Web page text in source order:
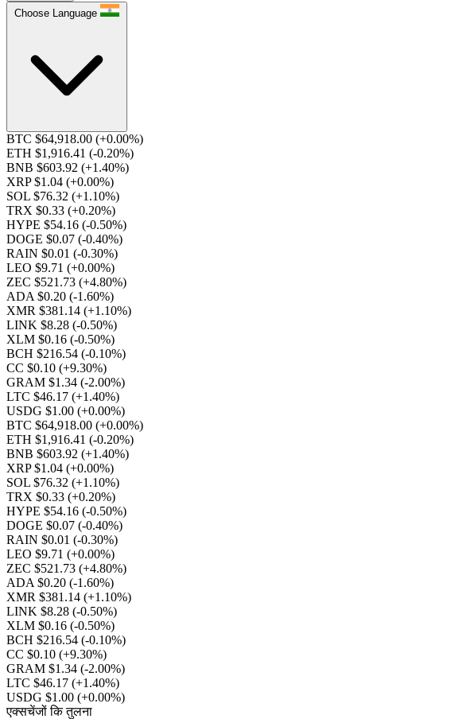
Choose Language
BTC $64,918.00 (+0.00%)
ETH $1,916.41 (-0.20%)
BNB $603.92 (+1.40%)
XRP $1.04 (+0.00%)
SOL $76.32 (+1.10%)
TRX $0.33 (+0.20%)
HYPE $54.16 (-0.50%)
DOGE $0.07 (-0.40%)
RAIN $0.01 (-0.30%)
LEO $9.71 (+0.00%)
ZEC $521.73 (+4.80%)
ADA $0.20 (-1.60%)
XMR $381.14 (+1.10%)
LINK $8.28 (-0.50%)
XLM $0.16 (-0.50%)
BCH $216.54 (-0.10%)
CC $0.10 (+9.30%)
GRAM $1.34 (-2.00%)
LTC $46.17 (+1.40%)
USDG $1.00 (+0.00%)
BTC $64,918.00 (+0.00%)
ETH $1,916.41 (-0.20%)
BNB $603.92 (+1.40%)
XRP $1.04 (+0.00%)
SOL $76.32 (+1.10%)
TRX $0.33 (+0.20%)
HYPE $54.16 (-0.50%)
DOGE $0.07 (-0.40%)
RAIN $0.01 (-0.30%)
LEO $9.71 (+0.00%)
ZEC $521.73 (+4.80%)
ADA $0.20 (-1.60%)
XMR $381.14 (+1.10%)
LINK $8.28 (-0.50%)
XLM $0.16 (-0.50%)
BCH $216.54 (-0.10%)
CC $0.10 (+9.30%)
GRAM $1.34 (-2.00%)
LTC $46.17 (+1.40%)
USDG $1.00 (+0.00%)
एक्सचेंजों कि तुलना